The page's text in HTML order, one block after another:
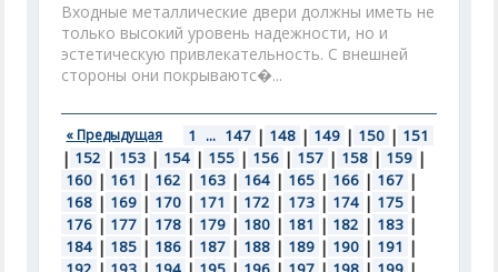
Входные металлические двери должны иметь не
только высокий уровень надежности, но и
эстетическую привлекательность. С внешней
стороны они покрываютс�...
« Предыдущая 1 ... 147 | 148 | 149 | 150 | 151
| 152 | 153 | 154 | 155 | 156 | 157 | 158 | 159 |
160 | 161 | 162 | 163 | 164 | 165 | 166 | 167 |
168 | 169 | 170 | 171 | 172 | 173 | 174 | 175 |
176 | 177 | 178 | 179 | 180 | 181 | 182 | 183 |
184 | 185 | 186 | 187 | 188 | 189 | 190 | 191 |